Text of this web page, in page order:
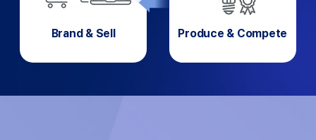
Produce & Compete
Brand & Sell